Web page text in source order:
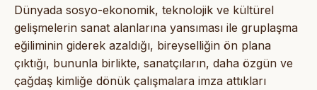
Dünyada sosyo-ekonomik, teknolojik ve kültürel
gelişmelerin sanat alanlarına yansıması ile gruplaşma
eğiliminin giderek azaldığı, bireyselliğin ön plana
çıktığı, bununla birlikte, sanatçıların, daha özgün ve
çağdaş kimliğe dönük çalışmalara imza attıkları